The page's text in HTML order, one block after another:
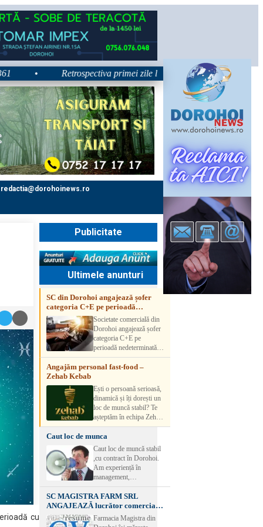
• Retrospectiva primei zile la Zilele Nordului 2026: Dezbateri,
redactia@dorohoinews.ro
cu
Publicitate
Ultimele anunturi
SC din Dorohoi angajează șofer
categoria C+E pe perioadă
nedeterminatăSocietate comercială din
Dorohoi angajează șofer
categoria C+E pe
perioadă nedeterminată.
Candidatul trebuie să
aibă experiență și atestat
detalii, vă rog să sunați la
numărul de telefon.
Angajăm personal fast-food –
Zehab Kebab
Ești o persoană serioasă,
dinamică și îți dorești un
loc de muncă stabil? Te
așteptăm în echipa Zehab
Kebab! Posturi
disponibile: -
SHAORMAR AJUTOR
BUCATAR 2/posturi -
LUCRATOR
COMERCIAL
VANZATOR /2 posturi
OFERIM : Contract de
muncă Program flexibil
Salariu motivant, în
funcție de experienț
Caut loc de munca
Caut loc de muncă stabil
,cu contract în Dorohoi.
Am experiență în
management,
contabilitate, ospătărie .
Rog seriozitate
SC MAGISTRA FARM SRL
ANGAJEAZĂ lucrător comercial –
DOROHOI
Farmacia Magistra din